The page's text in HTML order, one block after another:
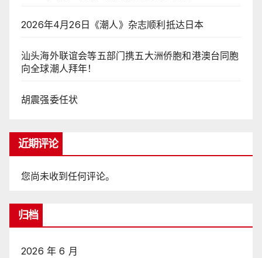
2026年4月26日《潮人》杂志顺利抵达日本
汕头海外联谊会等五部门携五大洲侨胞和港澳台同胞
向全球潮人拜年！
胡震强委任状
近期评论
您尚未收到任何评论。
归档
2026 年 6 月